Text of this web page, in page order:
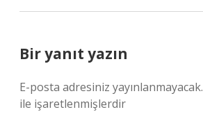
Bir yanıt yazın
E-posta adresiniz yayınlanmayacak.
ile işaretlenmişlerdir